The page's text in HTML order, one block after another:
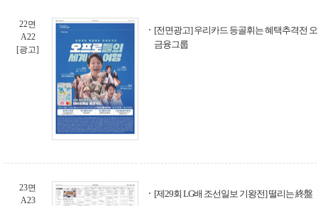
22면
A22
[광고]
[전면광고] 우리카드 등골휘는 혜택추격전
금융그룹
23면
A23
[제29회 LG배 조선일보 기왕전] 떨리는 終盤